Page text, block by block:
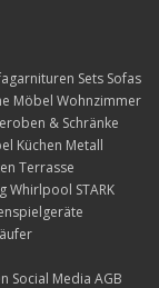
Sets Sofas
Möbel Wohnzimmer
& Schränke
Küchen Metall
Terrasse
Whirlpool STARK
Social Media AGB